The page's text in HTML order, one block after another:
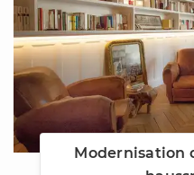
Modernisation